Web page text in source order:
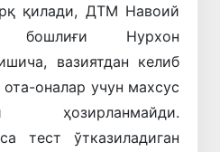
қилади, ДТМ Навоий
бошлиғи Нурхон
вазиятдан келиб
оналар учун махсус
тест ўтказиладиган